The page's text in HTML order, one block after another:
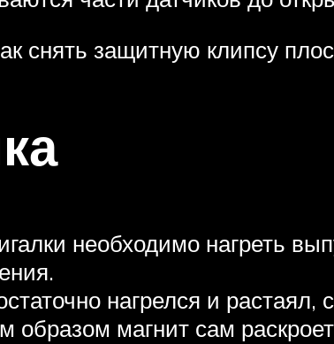
снять защитную клипсу
необходимо нагреть
нагрелся и
образом магнит сам